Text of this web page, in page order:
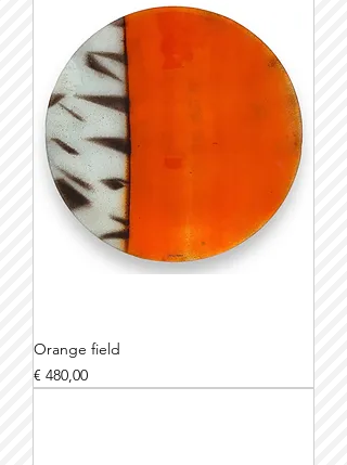
Orange field
Prijs
€ 480,00